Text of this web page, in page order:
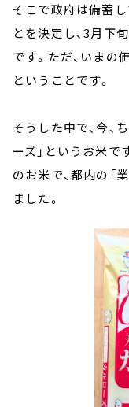
そこで政府は備蓄し
とを決定し、3月下
です。ただ、いま
ということです。
そうした中で、今、
ーズ」というお米
のお米で、都内の「
ました。